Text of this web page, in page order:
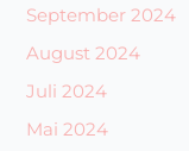
September 2024
August 2024
Juli 2024
Mai 2024